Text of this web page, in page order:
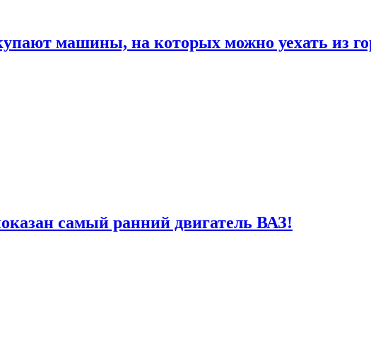
машины, на которых можно уехать из
самый ранний двигатель ВАЗ!